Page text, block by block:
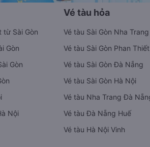
từ Sài Gòn
Gòn
Gòn
Nội
Vé tàu hỏa
Vé tàu Sài Gòn Nha Trang
Vé tàu Sài Gòn Phan Thiết
Vé tàu Sài Gòn Đà Nẵng
Vé tàu Sài Gòn Hà Nội
Vé tàu Nha Trang Đà
Vé tàu Đà Nẵng Huế
Vé tàu Hà Nội Vinh